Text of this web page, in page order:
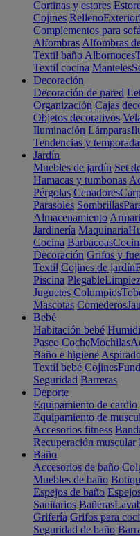
Cortinas y estores
Cojines RellenoExterior
Complementos para
Alfombras Alfombras
Textil baño Albornoces
Textil cocina Manteles
Decoración
Decoración de pared
Organización Cajas
Objetos decorativos
Iluminación Lámparas
Tendencias y
Jardín
Muebles de jardín Set
Hamacas y tumbonas
Pérgolas Cenadores
Parasoles Sombrillas
Almacenamiento
Jardinería Maquinaria
Cocina Barbacoas
Decoración Grifos y
Textil Cojines de jardín
Piscina Plegable
Juguetes Columpios
Mascotas Comederos
Bebé
Habitación bebé
Paseo CocheMochilas
Baño e higiene
Textil bebé Cojines
Seguridad Barreras
Deporte
Equipamiento de cardio
Equipamiento de
Accesorios fitness
Recuperación muscular
Baño
Accesorios de baño
Muebles de baño
Espejos de baño
Sanitarios Bañeras
Grifería Grifos para
Seguridad de baño